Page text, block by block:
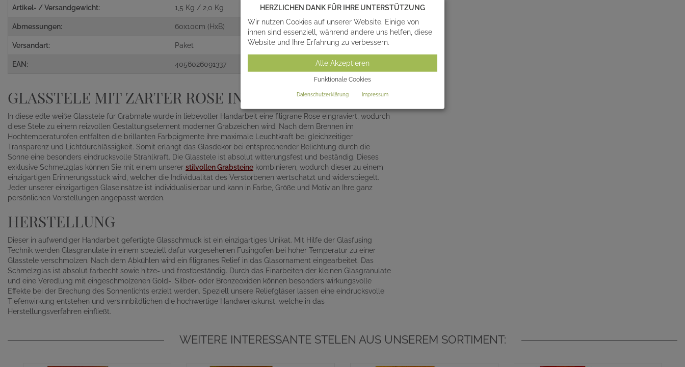
Artikel- / Versandgewicht: 1,5 Kg / 2,0 Kg
Abmessungen: 60x10cm (HxB)
Versandart: Paket
EAN: 4056026091337
GLASSTELE MIT ZARTER ROSE IN WEISS
In diese edle weiße Glasstele für Grabmale wurde in liebevoller Handarbeit eine filigrane Rose eingraviert, wodurch
diese Stele zu einem reizvollen Gestaltungselement moderner Grabzeichen wird. Nach dem Brennen im
Hochtemperaturofen entfalten die brillanten Farbpigmente ihre maximale Leuchtkraft bei gleichzeitiger
Transparenz und Lichtdurchlässigkeit. Somit erlangt das Glasdekor bei entsprechender Belichtung durch die
Sonne eine besonders eindrucksvolle Strahlkraft. Die Glasstele ist absolut witterungsfest und beständig. Dieses
exklusive Schmelzglas können Sie mit einem unserer stilvollen Grabsteine kombinieren, wodurch dieser zu einem
einzigartigen Erinnerungsstück wird, welcher die Individualität des Verstorbenen wertschätzt und widerspiegelt.
Jeder unserer einzigartigen Glaseinsätze ist individualisierbar und kann in Farbe, Größe und Motiv an Ihre ganz
persönlichen Vorstellungen angepasst werden.
HERSTELLUNG
Dieser in aufwendiger Handarbeit gefertigte Glasschmuck ist ein einzigartiges Unikat. Mit Hilfe der Glasfusing
Technik werden Glasgranulate in einem speziell dafür vorgesehenen Fusingofen bei hoher Temperatur zu einer
Glasstele verschmolzen. Nach dem Abkühlen wird ein filigranes Relief in das Glasornament eingearbeitet. Das
Schmelzglas ist absolut farbecht sowie hitze- und frostbeständig. Durch das Einarbeiten der kleinen Glasgranulate
und eine Veredlung mit eingeschmolzenen Gold-, Silber- oder Bronzeoxiden können besonders wirkungsvolle
Effekte bei der Brechung des Sonnenlichts erzielt werden. Speziell unsere Reliefgläser lassen eine eindrucksvolle
Tiefenwirkung entstehen und versinnbildlichen die hochwertige Handwerkskunst, welche in das
Herstellungsverfahren einfließt.
WEITERE INTERESSANTE STELEN AUS UNSEREM SORTIMENT:
HERZLICHEN DANK FÜR IHRE UNTERSTÜTZUNG
Wir nutzen Cookies auf unserer Website. Einige von
ihnen sind essenziell, während andere uns helfen, diese
Website und Ihre Erfahrung zu verbessern.
Alle Akzeptieren
Funktionale Cookies
Datenschutzerklärung Impressum